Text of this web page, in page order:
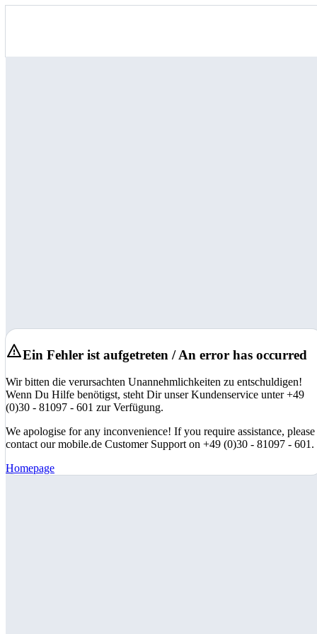
Ein Fehler ist aufgetreten / An error has occurred
Wir bitten die verursachten Unannehmlichkeiten zu entschuldigen!
Wenn Du Hilfe benötigst, steht Dir unser Kundenservice unter +49
(0)30 - 81097 - 601 zur Verfügung.
We apologise for any inconvenience! If you require assistance, please
contact our mobile.de Customer Support on +49 (0)30 - 81097 - 601.
Homepage